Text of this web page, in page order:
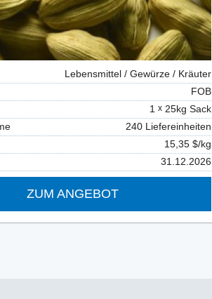
Lebensmittel / Gewürze / Kräuter
FOB
1
25kg Sack
240 Liefereinheiten
15,35 $/kg
31.12.2026
ZUM ANGEBOT